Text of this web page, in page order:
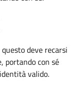
deve recarsi
portando con sé
valido.